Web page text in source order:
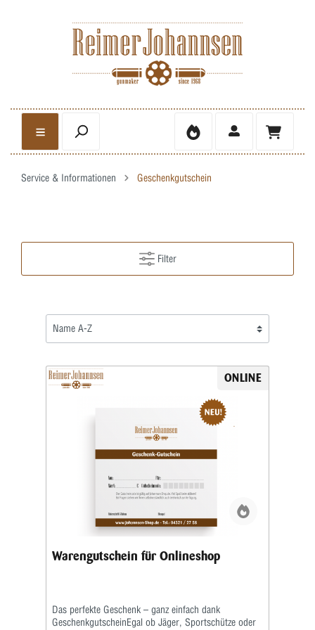
Service & Informationen Geschenkgutschein
Filter
ONLINE
Warengutschein für Onlineshop
Das perfekte Geschenk – ganz einfach dank
GeschenkgutscheinEgal ob Jäger, Sportschütze oder